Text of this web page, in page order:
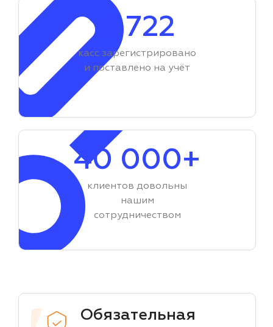
8 722
касс зарегистрировано
и поставлено на учёт
40 000+
клиентов довольны
нашим
сотрудничеством
Обязательная